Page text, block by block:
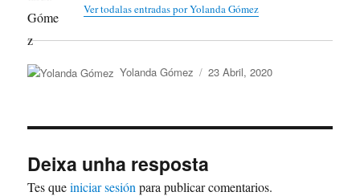
Ver todalas entradas por Yolanda Gómez
Autor
Yolanda Gómez
Publicado
23 Abril, 2020
Deixa unha resposta
Tes queiniciar sesión para publicar comentarios.